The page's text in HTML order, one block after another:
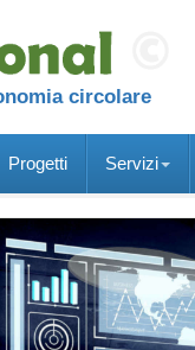
circolare
Progetti Servizi